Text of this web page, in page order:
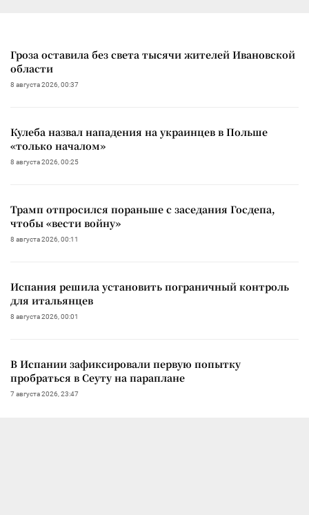
Гроза оставила без света тысячи жителей Ивановской
области
8 августа 2026, 00:37
Кулеба назвал нападения на украинцев в Польше
«только началом»
8 августа 2026, 00:25
Трамп отпросился пораньше с заседания Госдепа,
чтобы «вести войну»
8 августа 2026, 00:11
Испания решила установить пограничный контроль
для итальянцев
8 августа 2026, 00:01
В Испании зафиксировали первую попытку
пробраться в Сеуту на параплане
7 августа 2026, 23:47